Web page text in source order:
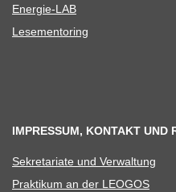
Ener­­gie-LAB
Lese­men­to­ring
IMPRESSUM, KONTAKT UND
Sekre­ta­riate und Verwaltung
Prak­ti­kum an der LEOGOS